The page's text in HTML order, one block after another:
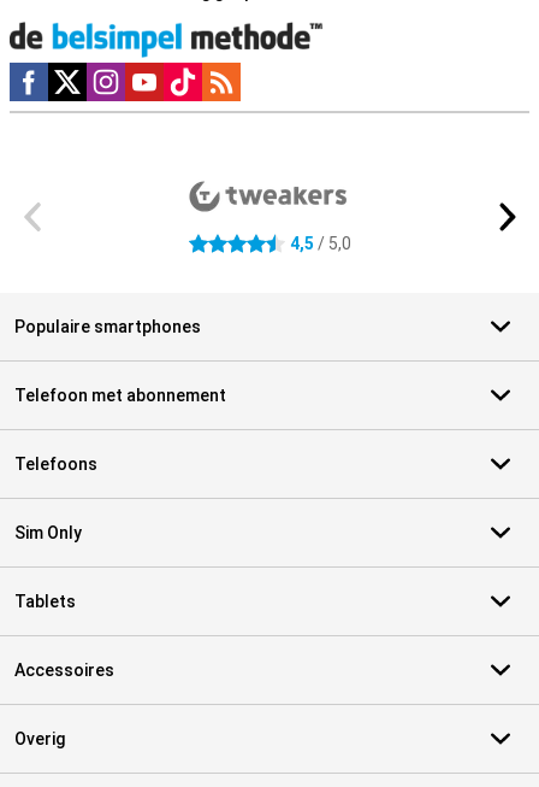
Social media
4.5 sterren 4,5 / 5,0
Populaire smartphones
Telefoon met abonnement
Telefoons
Sim Only
Tablets
Accessoires
Overig